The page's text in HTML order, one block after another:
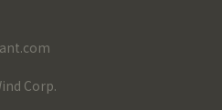
Corp.